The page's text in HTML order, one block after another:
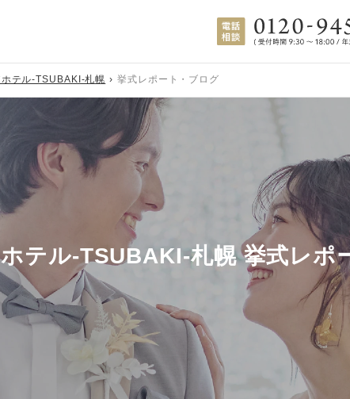
テル-TSUBAKI-札幌 挙式レポート・ブログ
テル-TSUBAKI-札幌 挙式レポ